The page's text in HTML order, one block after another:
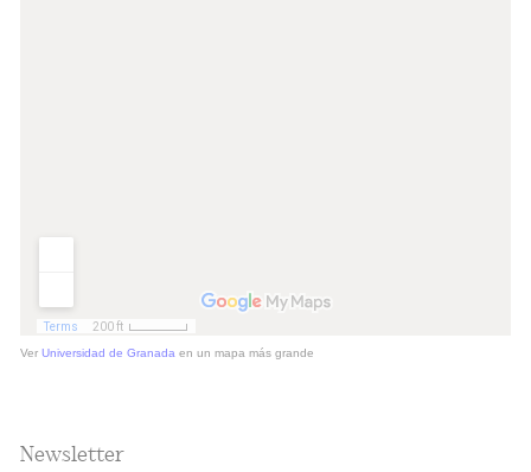
Ver Universidad de Granada en un mapa más grande
Newsletter